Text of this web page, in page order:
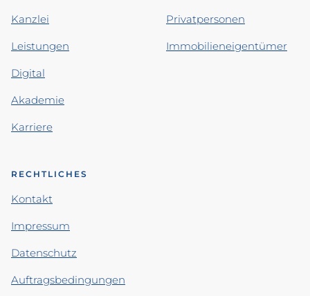
Kanzlei
Leistungen
Digital
Akademie
Karriere
Privatpersonen
Immobilieneigentümer
RECHTLICHES
Kontakt
Impressum
Datenschutz
Auftragsbedingungen